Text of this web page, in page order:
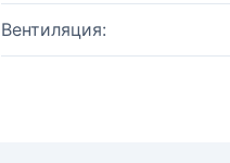
Вентиляция: